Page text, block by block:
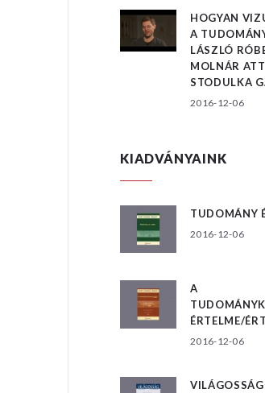
HOGYAN
A
LÁSZLÓ
MOLNÁR
STODULKA
2016-12-06
KIADVÁNYAINK
TUDOMÁNY
2016-12-06
A
ÉRTELME/
2016-12-06
VILÁGOSSÁG